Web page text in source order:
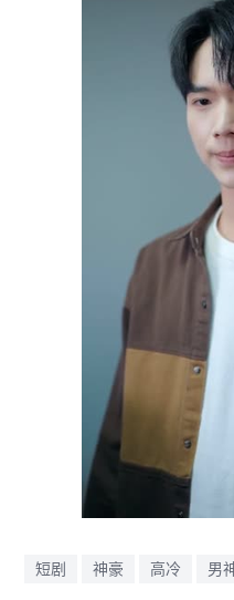
短剧 神豪 高冷 男